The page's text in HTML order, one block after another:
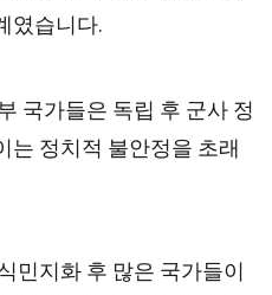
였습니다.
국가들은 독립 후 군사 정
는 정치적 불안정을 초래
민지화 후 많은 국가들이